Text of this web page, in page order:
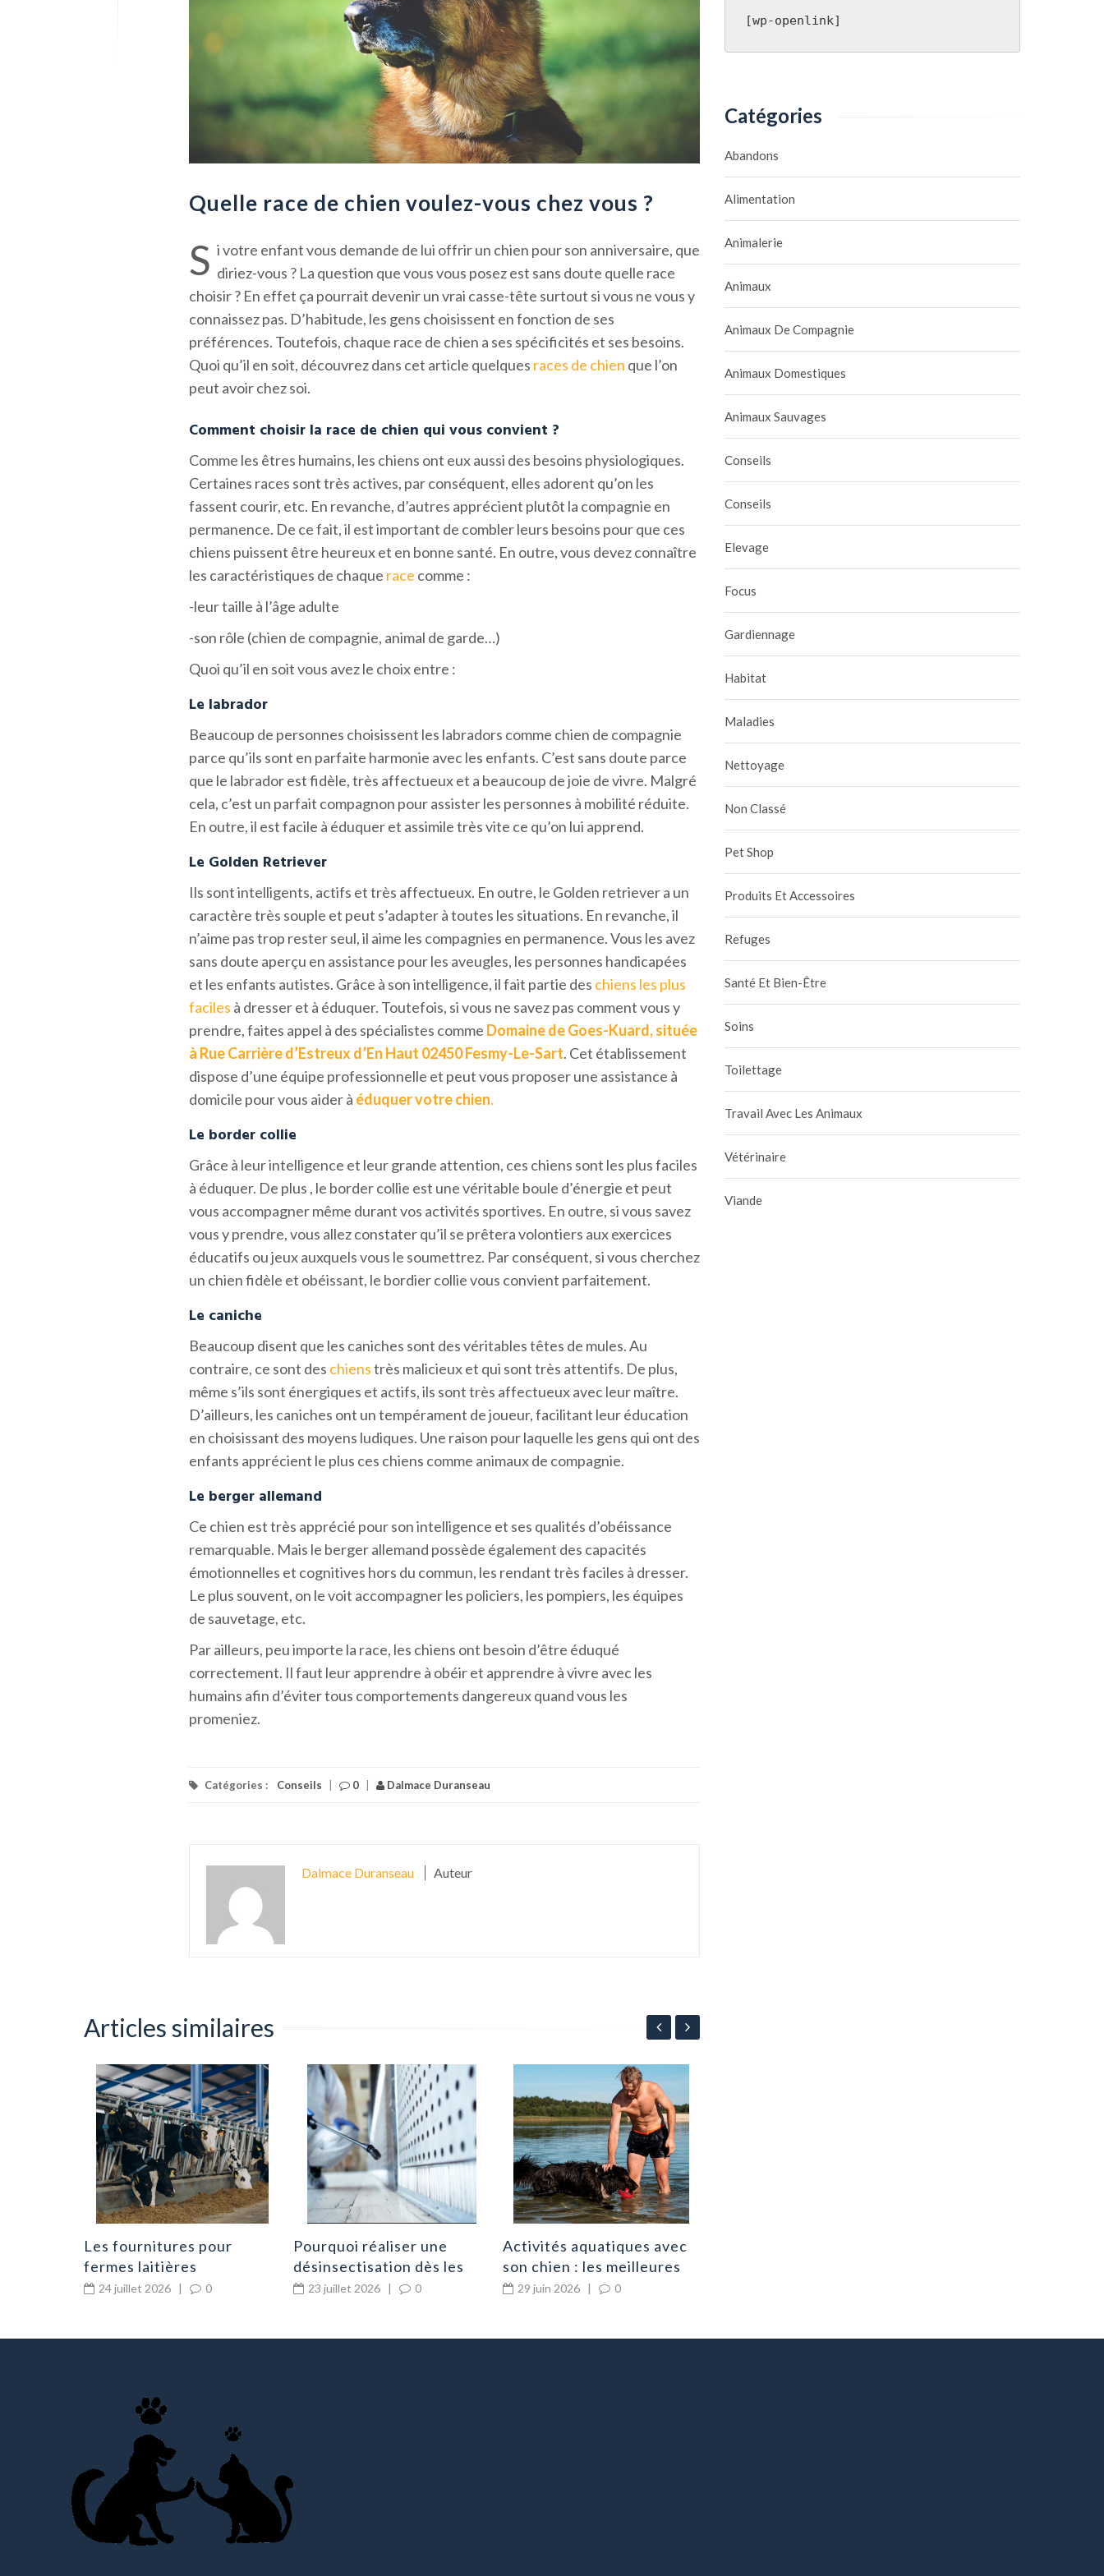
Quelle race de chien voulez-vous chez vous ?
S i votre enfant vous demande de lui offrir un chien pour son anniversaire, que
diriez-vous ? La question que vous vous posez est sans doute quelle race
choisir ? En effet ça pourrait devenir un vrai casse-tête surtout si vous ne vous y
connaissez pas. D’habitude, les gens choisissent en fonction de ses
préférences. Toutefois, chaque race de chien a ses spécificités et ses besoins.
Quoi qu’il en soit, découvrez dans cet article quelques races de chien que l’on
peut avoir chez soi.
Comment choisir la race de chien qui vous convient ?
Comme les êtres humains, les chiens ont eux aussi des besoins physiologiques.
Certaines races sont très actives, par conséquent, elles adorent qu’on les
fassent courir, etc. En revanche, d’autres apprécient plutôt la compagnie en
permanence. De ce fait, il est important de combler leurs besoins pour que ces
chiens puissent être heureux et en bonne santé. En outre, vous devez connaître
les caractéristiques de chaque race comme :
-leur taille à l’âge adulte
-son rôle (chien de compagnie, animal de garde…)
Quoi qu’il en soit vous avez le choix entre :
Le labrador
Beaucoup de personnes choisissent les labradors comme chien de compagnie
parce qu’ils sont en parfaite harmonie avec les enfants. C’est sans doute parce
que le labrador est fidèle, très affectueux et a beaucoup de joie de vivre. Malgré
cela, c’est un parfait compagnon pour assister les personnes à mobilité réduite.
En outre, il est facile à éduquer et assimile très vite ce qu’on lui apprend.
Le Golden Retriever
Ils sont intelligents, actifs et très affectueux. En outre, le Golden retriever a un
caractère très souple et peut s’adapter à toutes les situations. En revanche, il
n’aime pas trop rester seul, il aime les compagnies en permanence. Vous les avez
sans doute aperçu en assistance pour les aveugles, les personnes handicapées
et les enfants autistes. Grâce à son intelligence, il fait partie des chiens les plus
faciles à dresser et à éduquer. Toutefois, si vous ne savez pas comment vous y
prendre, faites appel à des spécialistes comme Domaine de Goes-Kuard, située
à Rue Carrière d’Estreux d’En Haut 02450 Fesmy-Le-Sart. Cet établissement
dispose d’une équipe professionnelle et peut vous proposer une assistance à
domicile pour vous aider à éduquer votre chien.
Le border collie
Grâce à leur intelligence et leur grande attention, ces chiens sont les plus faciles
à éduquer. De plus , le border collie est une véritable boule d’énergie et peut
vous accompagner même durant vos activités sportives. En outre, si vous savez
vous y prendre, vous allez constater qu’il se prêtera volontiers aux exercices
éducatifs ou jeux auxquels vous le soumettrez. Par conséquent, si vous cherchez
un chien fidèle et obéissant, le bordier collie vous convient parfaitement.
Le caniche
Beaucoup disent que les caniches sont des véritables têtes de mules. Au
contraire, ce sont des chienstrès malicieux et qui sont très attentifs. De plus,
même s’ils sont énergiques et actifs, ils sont très affectueux avec leur maître.
D’ailleurs, les caniches ont un tempérament de joueur, facilitant leur éducation
en choisissant des moyens ludiques. Une raison pour laquelle les gens qui ont des
enfants apprécient le plus ces chiens comme animaux de compagnie.
Le berger allemand
Ce chien est très apprécié pour son intelligence et ses qualités d’obéissance
remarquable. Mais le berger allemand possède également des capacités
émotionnelles et cognitives hors du commun, les rendant très faciles à dresser.
Le plus souvent, on le voit accompagner les policiers, les pompiers, les équipes
de sauvetage, etc.
Par ailleurs, peu importe la race, les chiens ont besoin d’être éduqué
correctement. Il faut leur apprendre à obéir et apprendre à vivre avec les
humains afin d’éviter tous comportements dangereux quand vous les
promeniez.
Catégories : Conseils 0 Dalmace Duranseau
Dalmace Duranseau Auteur
Articles similaires
Les fournitures pour
fermes laitières
indispensables au
24 juillet 2026 | 0
Pourquoi réaliser une
désinsectisation dès les
premiers signes
23 juillet 2026 | 0
Activités aquatiques avec
son chien : les meilleures
idées pour s’amuser en
29 juin 2026 | 0
[wp-openlink]
Catégories
Abandons
Alimentation
Animalerie
Animaux
Animaux De Compagnie
Animaux Domestiques
Animaux Sauvages
Conseils
Conseils
Elevage
Focus
Gardiennage
Habitat
Maladies
Nettoyage
Non Classé
Pet Shop
Produits Et Accessoires
Refuges
Santé Et Bien-Être
Soins
Toilettage
Travail Avec Les Animaux
Vétérinaire
Viande